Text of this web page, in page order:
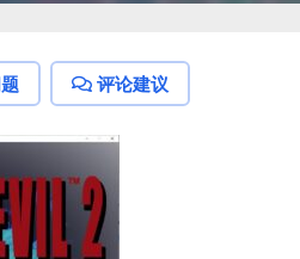
评论建议